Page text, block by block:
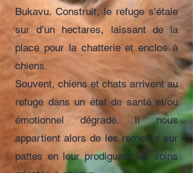
Bukavu. Construit, le refuge s’étale
sur d’un hectares, laissant de la
place pour la chatterie et enclos à
chiens.
Souvent, chiens et chats arrivent au
refuge dans un état de santé et/ou
émotionnel dégradé. Il nous
appartient alors de les remettre sur
pattes en leur prodiguant les soins